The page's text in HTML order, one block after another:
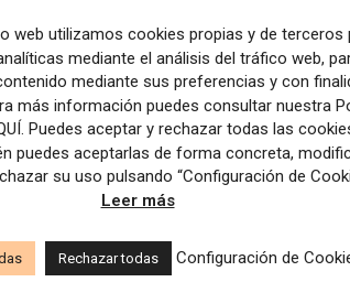
web utilizamos cookies propias y de terceros
mediante el análisis del tráfico web,
mediante sus preferencias y con
más información puedes consultar nuestra
Puedes aceptar y rechazar todas las
puedes aceptarlas de forma concreta,
su uso pulsando “Configuración de
Leer más
Rechazar todas Configuración de